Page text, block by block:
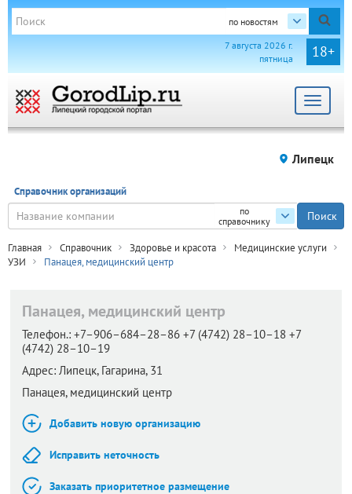
по новостям
18+
7 августа 2026 г.
пятница
Toggle
Липецк
Справочник организаций
по
справочнику
Главная Справочник Здоровье и красота
Медицинские услуги
УЗИ
Панацея, медицинский центр
Панацея, медицинский центр
Телефон.: +7–906–684–28–86 +7 (4742) 28–10–18 +7
(4742) 28–10–19
Адрес: Липецк, Гагарина, 31
Панацея, медицинский центр
Добавить новую организацию
Исправить неточность
Заказать приоритетное размещение